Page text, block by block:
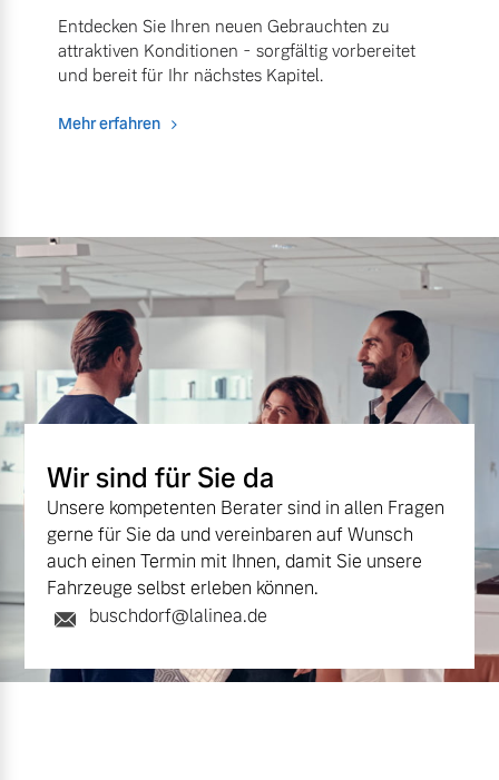
Entdecken Sie Ihren neuen Gebrauchten zu
attraktiven Konditionen - sorgfältig vorbereitet
und bereit für Ihr nächstes Kapitel.
Mehr erfahren
Wir sind für Sie da
Unsere kompetenten Berater sind in allen Fragen
gerne für Sie da und vereinbaren auf Wunsch
auch einen Termin mit Ihnen, damit Sie unsere
Fahrzeuge selbst erleben können.
buschdorf@lalinea.de